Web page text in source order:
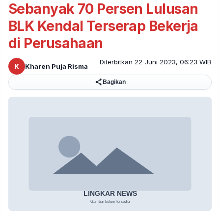
Sebanyak 70 Persen Lulusan
BLK Kendal Terserap Bekerja
di Perusahaan
K Kharen Puja Risma
Diterbitkan 22 Juni 2023, 06:23 WIB
Bagikan